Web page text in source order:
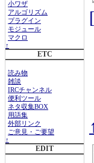
小ワザ
アルゴリズム
プラグイン
モジュール
マクロ
↑
ETC
読み物
雑談
IRCチャンネル
便利ツール
ネタ収集BOX
用語集
外部リンク
ご意見・ご要望
↑
EDIT